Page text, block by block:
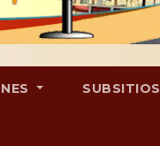
SUBSITIOS